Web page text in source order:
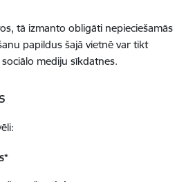
tā izmanto obligāti nepieciešamās
papildus šajā vietnē var tikt
mediju sīkdatnes.
*